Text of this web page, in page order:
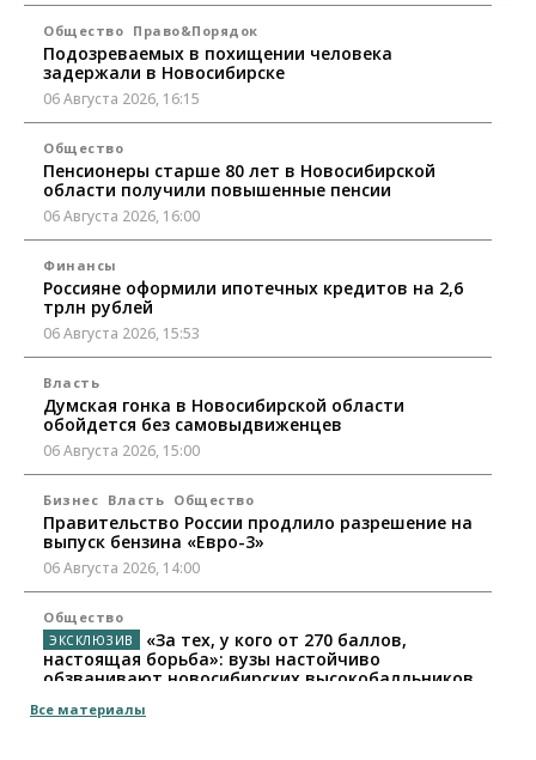
Общество Право&Порядок
Подозреваемых в похищении человека
задержали в Новосибирске
06 Августа 2026, 16:15
Общество
Пенсионеры старше 80 лет в Новосибирской
области получили повышенные пенсии
06 Августа 2026, 16:00
Финансы
Россияне оформили ипотечных кредитов на 2,6
трлн рублей
06 Августа 2026, 15:53
Власть
Думская гонка в Новосибирской области
обойдется без самовыдвиженцев
06 Августа 2026, 15:00
Бизнес Власть Общество
Правительство России продлило разрешение на
выпуск бензина «Евро-3»
06 Августа 2026, 14:00
Общество
«За тех, у кого от 270 баллов,
настоящая борьба»: вузы настойчиво
обзванивают новосибирских высокобалльников
06 Августа 2026, 13:00
Все материалы